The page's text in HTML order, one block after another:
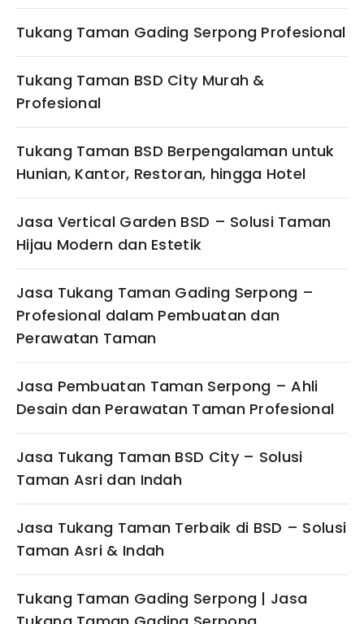
Tukang Taman Gading Serpong Profesional
Tukang Taman BSD City Murah &
Profesional
Tukang Taman BSD Berpengalaman untuk
Hunian, Kantor, Restoran, hingga Hotel
Jasa Vertical Garden BSD – Solusi Taman
Hijau Modern dan Estetik
Jasa Tukang Taman Gading Serpong –
Profesional dalam Pembuatan dan
Perawatan Taman
Jasa Pembuatan Taman Serpong – Ahli
Desain dan Perawatan Taman Profesional
Jasa Tukang Taman BSD City – Solusi
Taman Asri dan Indah
Jasa Tukang Taman Terbaik di BSD – Solusi
Taman Asri & Indah
Tukang Taman Gading Serpong | Jasa